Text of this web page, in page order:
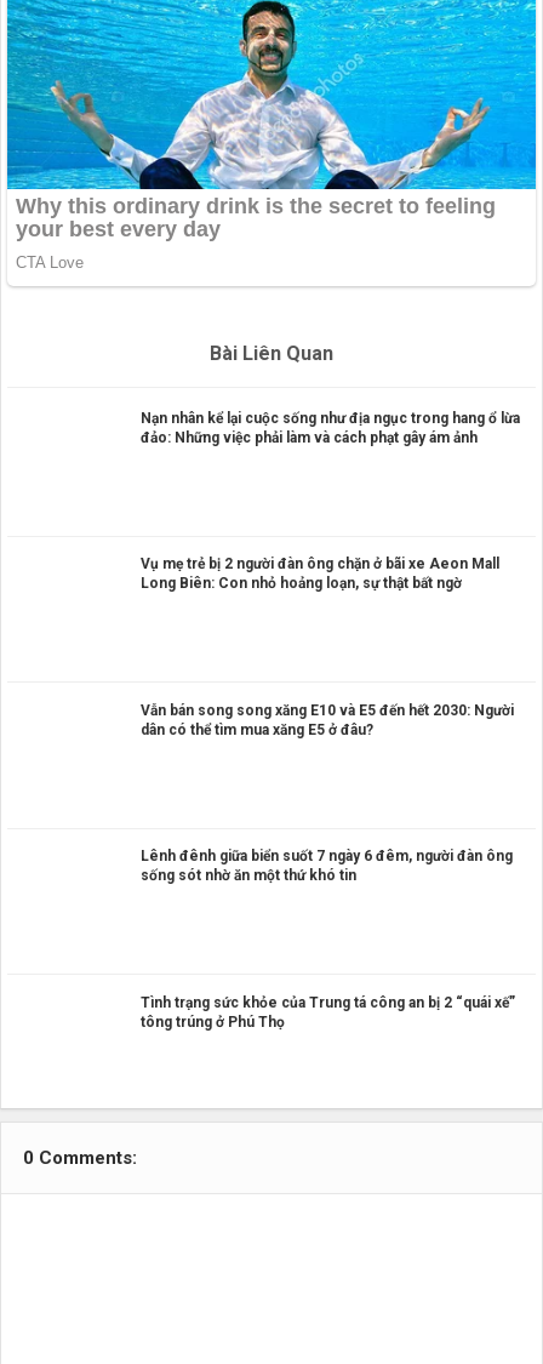
Bài Liên Quan
Nạn nhân kể lại cuộc sống như địa ngục trong hang ổ lừa
đảo: Những việc phải làm và cách phạt gây ám ảnh
Vụ mẹ trẻ bị 2 người đàn ông chặn ở bãi xe Aeon Mall
Long Biên: Con nhỏ hoảng loạn, sự thật bất ngờ
Vẫn bán song song xăng E10 và E5 đến hết 2030: Người
dân có thể tìm mua xăng E5 ở đâu?
Lênh đênh giữa biển suốt 7 ngày 6 đêm, người đàn ông
sống sót nhờ ăn một thứ khó tin
Tình trạng sức khỏe của Trung tá công an bị 2 “quái xế”
tông trúng ở Phú Thọ
0 Comments: